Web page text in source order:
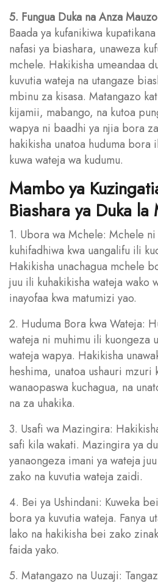
5. Fungua Duka na Anza
Baada ya kufanikiwa
nafasi ya biashara, unaweza
mchele. Hakikisha umeandaa
kuvutia wateja na utangaze
mbinu za kisasa. Matangazo
kijamii, mabango, na kutoa
wapya ni baadhi ya njia bora
hakikisha unatoa huduma bora
kuwa wateja wa kudumu.
Mambo ya
Biashara ya Duka la
1. Ubora wa Mchele: Mchele
kuhifadhiwa kwa uangalifu ili
Hakikisha unachagua mchele
juu ili kuhakikisha wateja wako
inayofaa kwa matumizi yao.
2. Huduma Bora kwa Wateja:
wateja ni muhimu ili kuongeza
wateja wapya. Hakikisha
heshima, unatoa ushauri mzuri
wanaopaswa kuchagua, na
na za uhakika.
3. Usafi wa Mazingira:
safi kila wakati. Mazingira ya
yanaongeza imani ya wateja
zako na kuvutia wateja zaidi.
4. Bei ya Ushindani: Kuweka
bora ya kuvutia wateja. Fanya
lako na hakikisha bei zako
faida yako.
5. Matangazo na Uuzaji: